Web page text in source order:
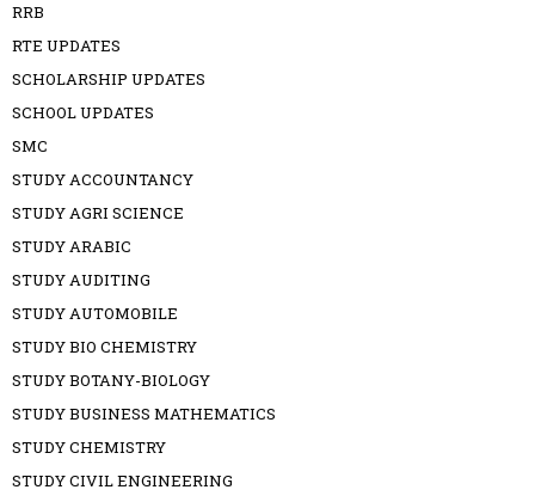
RRB
RTE UPDATES
SCHOLARSHIP UPDATES
SCHOOL UPDATES
SMC
STUDY ACCOUNTANCY
STUDY AGRI SCIENCE
STUDY ARABIC
STUDY AUDITING
STUDY AUTOMOBILE
STUDY BIO CHEMISTRY
STUDY BOTANY-BIOLOGY
STUDY BUSINESS MATHEMATICS
STUDY CHEMISTRY
STUDY CIVIL ENGINEERING